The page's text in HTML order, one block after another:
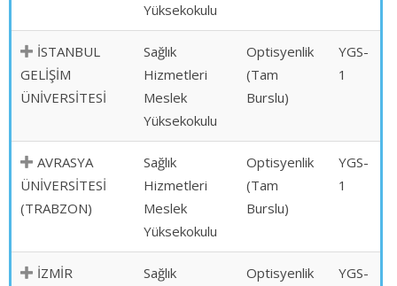
Yüksekokulu
İSTANBUL
GELİŞİM
ÜNİVERSİTESİ
Sağlık
Hizmetleri
Meslek
Yüksekokulu
Optisyenlik
(Tam
Burslu)
YGS-
1
AVRASYA
ÜNİVERSİTESİ
(TRABZON)
Sağlık
Hizmetleri
Meslek
Yüksekokulu
Optisyenlik
(Tam
Burslu)
YGS-
1
İZMİR
Sağlık
Optisyenlik
YGS-